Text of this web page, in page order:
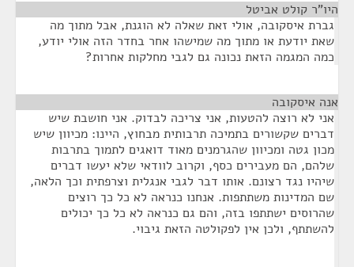
היו"ר קולט אביטל
גברת איסקובה, אולי זאת שאלה לא הוגנת, אבל מתוך מה
שאת יודעת או מתוך מה שמישהו אחר בחדר הזה אולי יודע,
כמה המגמה הזאת נכונה גם לגבי מחלקות אחרות?
אנה איסקובה
אני לא רוצה להטעות, אני צריכה לבדוק. אני חושבת שיש
דברים שקשורים בתמיכה תרבותית מבחוץ, היינו: מכיוון שיש
מכון גטה ומכיוון שהגרמנים מאוד דואגים לתמוך בתרבות
שלהם, הם מעבירים כסף, וקרוב לוודאי שלא יעשו דברים
שיהיו נגד רצונם. אותו דבר לגבי אנגלית וצרפתית וכך הלאה,
שם המדינות משתתפות. אנחנו כנראה לא כל כך רוצים
שהרוסים ישתתפו בזה, והם גם כנראה לא כל כך יכולים
להשתתף, ולכן אין לפקולטה הזאת גיבוי.